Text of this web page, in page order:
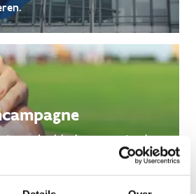
van de risico's van sporten in
over hoe je je beschermt.